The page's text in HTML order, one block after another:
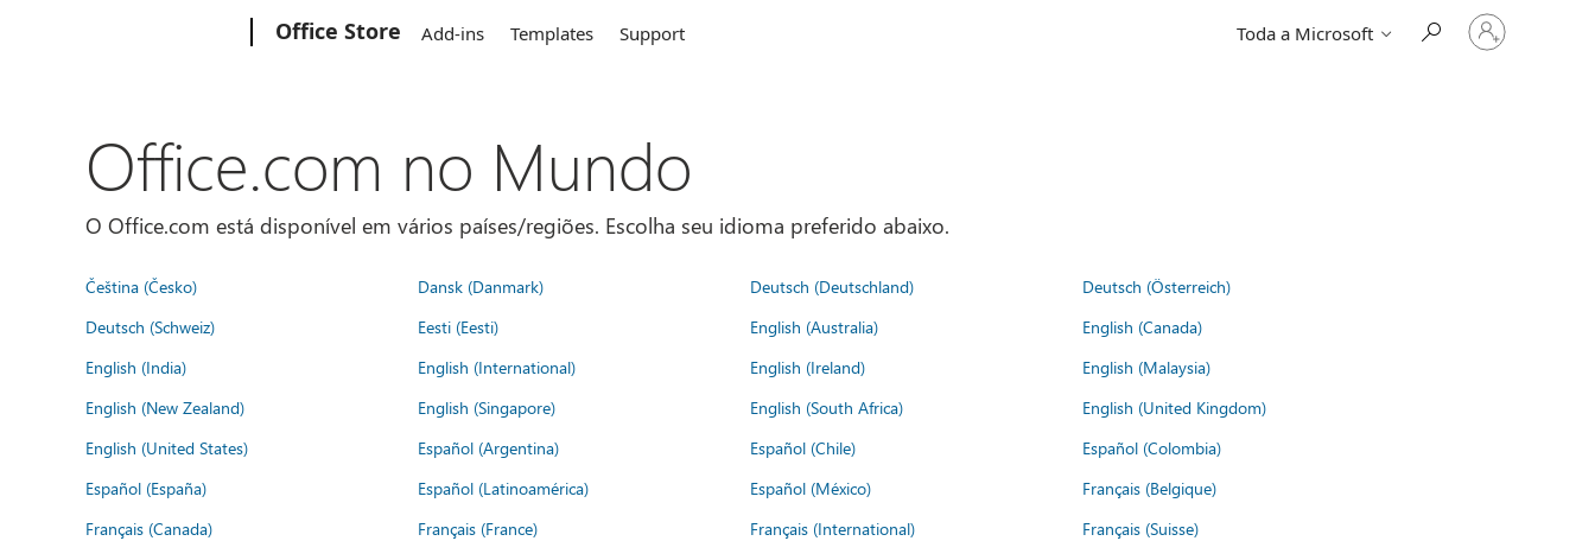
Office Store Add-ins Templates Support Toda a Microsoft
Entre
em
sua
Office.com no Mundo
O Office.com está disponível em vários países/regiões. Escolha seu idioma preferido abaixo.
Čeština (Česko) Dansk (Danmark) Deutsch (Deutschland)
Deutsch (Österreich)
Deutsch (Schweiz)
Eesti (Eesti) English (Australia)
English (Canada)
English (India)
English (International) English (Ireland)
English (Malaysia)
English (New Zealand)
English (Singapore) English (South Africa)
English (United Kingdom)
English (United States)
Español (Argentina) Español (Chile)
Español (Colombia)
Español (España)
Español (Latinoamérica) Español (México)
Français (Belgique)
Français (Canada)
Français (France) Français (International)
Français (Suisse)